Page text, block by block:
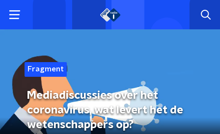
Fragment
Mediadiscussies over het
coronavirus, wat levert het de
wetenschappers op?